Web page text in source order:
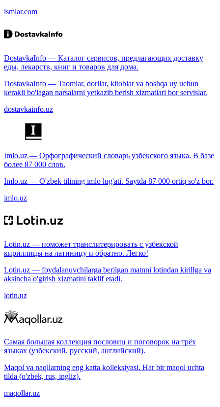
ismlar.com
DostavkaInfo — Каталог сервисов, предлагающих доставку
еды, лекарств, книг и товаров для дома.
DostavkaInfo — Taomlar, dorilar, kitoblar va boshqa uy uchun
kerakli bo'lagan narsalarni yetkazib berish xizmatlari bor servislar.
dostavkainfo.uz
Imlo.uz — Орфографический словарь узбекского языка. В базе
более 87 000 слов.
Imlo.uz — O'zbek tilining imlo lug'ati. Saytda 87 000 ortiq so'z bor.
imlo.uz
Lotin.uz — поможет транслитерировать с узбекской
кириллицы на латиницу и обратно. Легко!
Lotin.uz — foydalanuvchilarga berilgan matnni lotindan kirillga va
aksincha o'girish xizmatini taklif etadi.
lotin.uz
Самая большая коллекция пословиц и поговорок на трёх
языках (узбекский, русский, английский).
Maqol va naqllarning eng katta kolleksiyasi. Har bir maqol uchta
tilda (o'zbek, rus, ingliz).
maqollar.uz